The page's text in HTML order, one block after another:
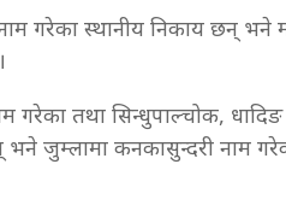
नाम गरेका स्थानीय निकाय छन् भने
गरेका तथा सिन्धुपाल्चोक, धादिङ
भने जुम्लामा कनकासुन्दरी नाम